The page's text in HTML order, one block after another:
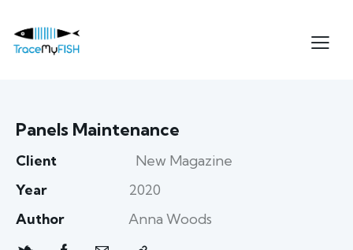
Panels Maintenance
Client
New Magazine
Year
2020
Author
Anna Woods